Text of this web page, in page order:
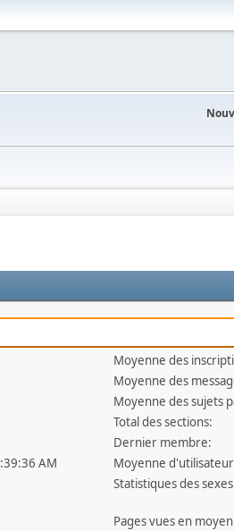
AM
Moyenne des
Moyenne des
Moyenne des sujets
Total des sections:
Dernier membre:
Moyenne
Statistiques des
Pages vues en